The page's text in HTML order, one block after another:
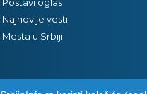
Najnovije vesti
Mesta u Srbiji